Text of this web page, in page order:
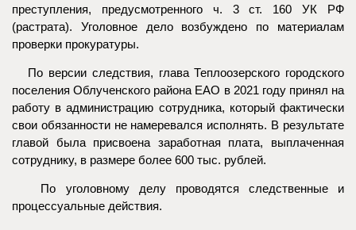
преступления, предусмотренного ч. 3 ст. 160 УК РФ
(растрата). Уголовное дело возбуждено по материалам
проверки прокуратуры.
По версии следствия, глава Теплоозерского городского
поселения Облученского района ЕАО в 2021 году принял на
работу в администрацию сотрудника, который фактически
свои обязанности не намеревался исполнять. В результате
главой была присвоена заработная плата, выплаченная
сотруднику, в размере более 600 тыс. рублей.
По уголовному делу проводятся следственные и
процессуальные действия.